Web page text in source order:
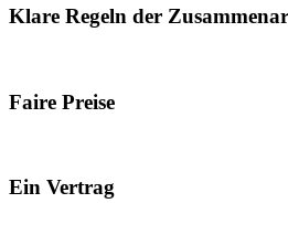
Klare Regeln der
Faire Preise
Ein Vertrag